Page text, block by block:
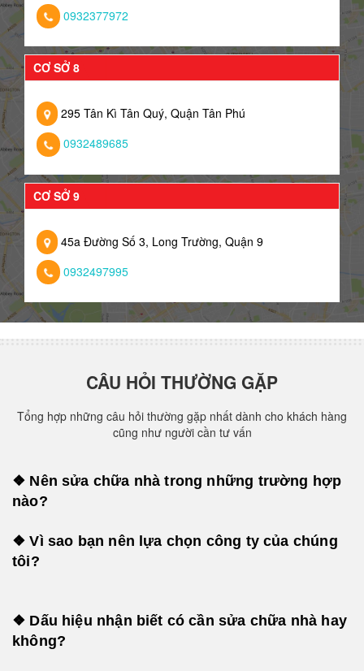
0932377972
CƠ SỞ 8
295 Tân Kì Tân Quý, Quận Tân Phú
0932489685
CƠ SỞ 9
45a Đường Số 3, Long Trường, Quận 9
0932497995
CÂU HỎI THƯỜNG GẶP
Tổng hợp những câu hỏi thường gặp nhất dành cho khách hàng
cũng như người cần tư vấn
❖ Nên sửa chữa nhà trong những trường hợp
nào?
❖ Vì sao bạn nên lựa chọn công ty của chúng
tôi?
❖ Dấu hiệu nhận biết có cần sửa chữa nhà hay
không?